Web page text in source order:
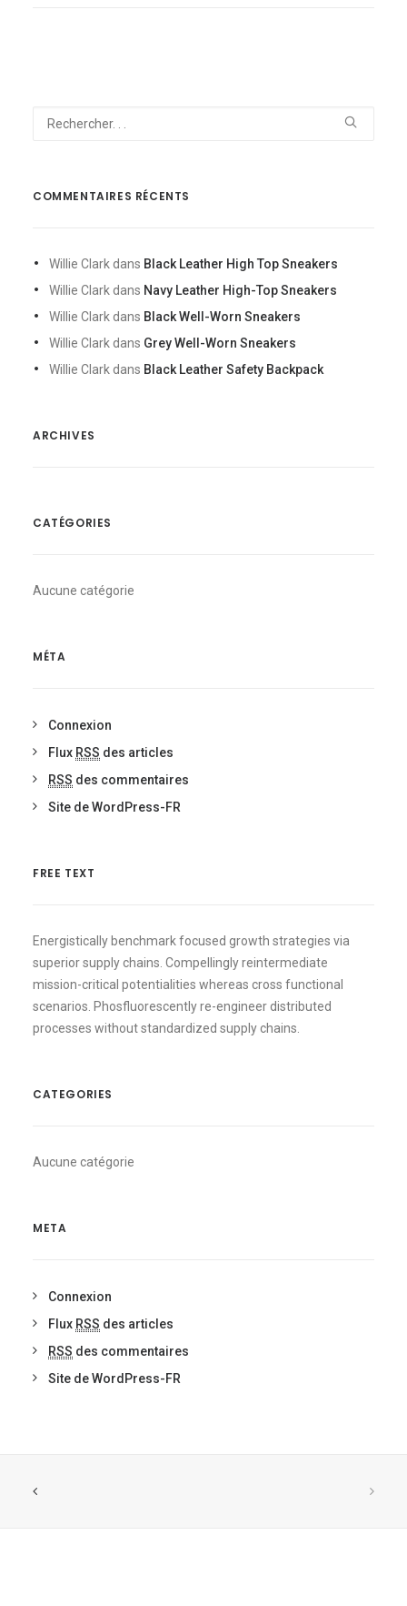
COMMENTAIRES RÉCENTS
Willie Clark dans Black Leather High Top Sneakers
Willie Clark dans Navy Leather High-Top Sneakers
Willie Clark dans Black Well-Worn Sneakers
Willie Clark dans Grey Well-Worn Sneakers
Willie Clark dans Black Leather Safety Backpack
ARCHIVES
CATÉGORIES
Aucune catégorie
MÉTA
Connexion
Flux RSS des articles
RSS des commentaires
Site de WordPress-FR
FREE TEXT
Energistically benchmark focused growth strategies via
superior supply chains. Compellingly reintermediate
mission-critical potentialities whereas cross functional
scenarios. Phosfluorescently re-engineer distributed
processes without standardized supply chains.
CATEGORIES
Aucune catégorie
META
Connexion
Flux RSS des articles
RSS des commentaires
Site de WordPress-FR